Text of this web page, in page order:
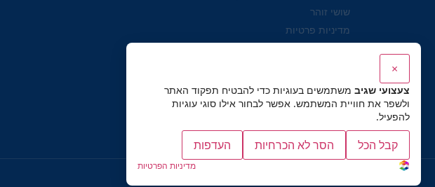
שושי זוהר
מדיניות פרטיות
×
צעצועי שגיב משתמשים בעוגיות כדי להבטיח תפקוד האתר
ולשפר את חוויית המשתמש. אפשר לבחור אילו סוגי עוגיות
להפעיל.
קבל הכל הסר לא הכרחיות העדפות
מדיניות הפרטיות